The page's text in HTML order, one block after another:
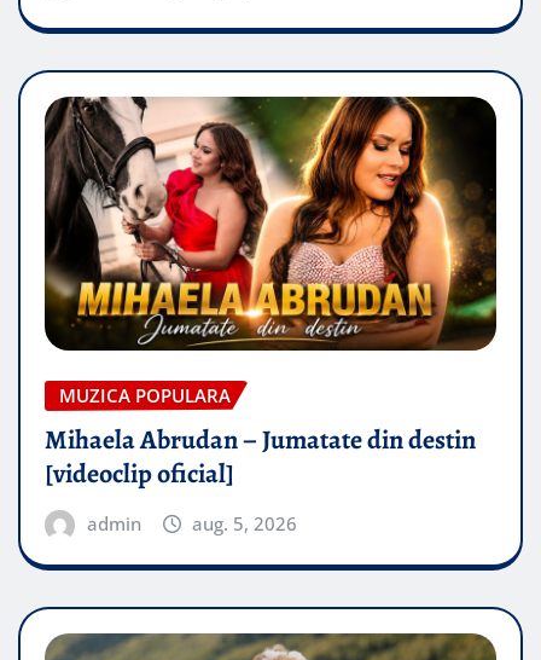
MUZICA POPULARA
Mihaela Abrudan – Jumatate din destin
[videoclip oficial]
admin aug. 5, 2026